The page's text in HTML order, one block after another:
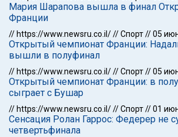
Мария Шарапова вышла в финал
Франции
// https://www.newsru.co.il///Спорт//05
Открытый чемпионат Франции:
вышли в полуфинал
// https://www.newsru.co.il///Спорт//05
Открытый чемпионат Франции: в
сыграет с Бушар
// https://www.newsru.co.il///Спорт//01
Сенсация Ролан Гаррос: Федерер не
четвертьфинала